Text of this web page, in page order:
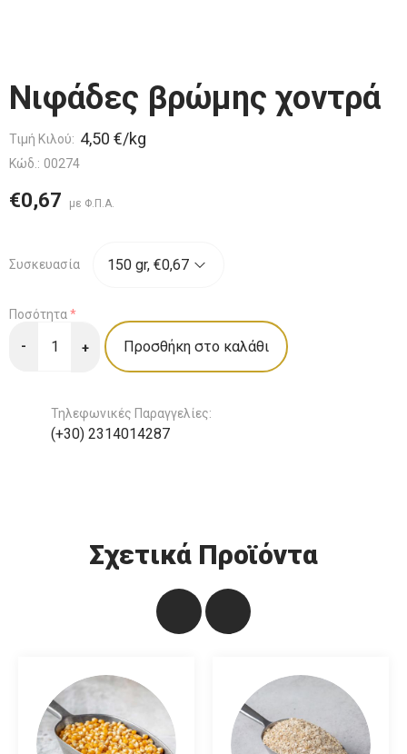
Νιφάδες βρώμης χοντρά
Τιμή Κιλού: 4,50 €/kg
Κώδ.: 00274
€0,67
Συσκευασία
Ποσότητα*
+
-
Τηλεφωνικές Παραγγελίες:
(+30) 2314014287
Σχετικά Προϊόντα
Μαξιλαράκια
σοκολάτας
Τιμή Κιλού: 8,60 €/kg